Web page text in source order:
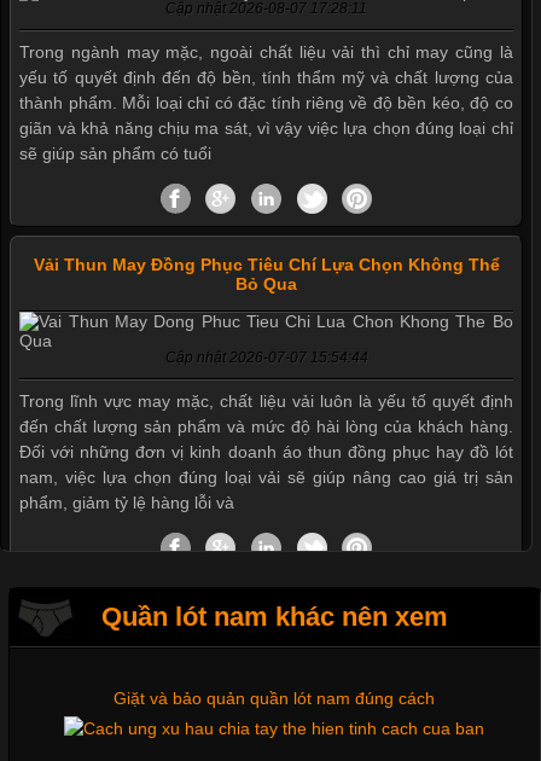
Cập nhật 2026-08-07 17:28:11
Trong ngành may mặc, ngoài chất liệu vải thì chỉ may cũng là
yếu tố quyết định đến độ bền, tính thẩm mỹ và chất lượng của
thành phẩm. Mỗi loại chỉ có đặc tính riêng về độ bền kéo, độ co
giãn và khả năng chịu ma sát, vì vậy việc lựa chọn đúng loại chỉ
sẽ giúp sản phẩm có tuổi
Vải Thun May Đồng Phục Tiêu Chí Lựa Chọn Không Thể
Bỏ Qua
Cập nhật 2026-07-07 15:54:44
Trong lĩnh vực may mặc, chất liệu vải luôn là yếu tố quyết định
đến chất lượng sản phẩm và mức độ hài lòng của khách hàng.
Đối với những đơn vị kinh doanh áo thun đồng phục hay đồ lót
nam, việc lựa chọn đúng loại vải sẽ giúp nâng cao giá trị sản
phẩm, giảm tỷ lệ hàng lỗi và
Tìm Hiểu Các Kiểu Cổ Áo Thun Được Ưa Chuộng Trong
Cập nhật 2026-06-01 16:20:50
Quần lót nam khác nên xem
Mẫu quần short quần lót nam nữ hè thu 2017
Thị hiều quần lót nam bơi lội nam và nữ 2017
Xu hướng thời trang trẻ và quần lót nam giá sỉ
Giặt và bảo quản quần lót nam đúng cách